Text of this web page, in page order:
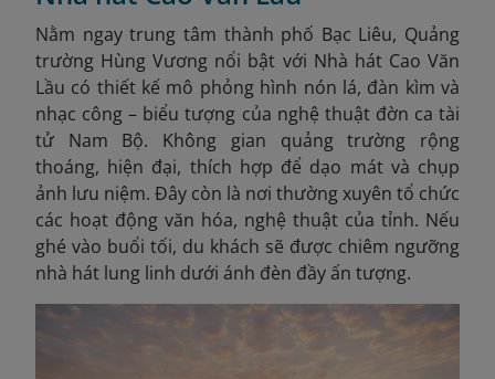
Nằm ngay trung tâm thành phố Bạc Liêu, Quảng
trường Hùng Vương nổi bật với Nhà hát Cao Văn
Lầu có thiết kế mô phỏng hình nón lá, đàn kìm và
nhạc công – biểu tượng của nghệ thuật đờn ca tài
tử Nam Bộ. Không gian quảng trường rộng
thoáng, hiện đại, thích hợp để dạo mát và chụp
ảnh lưu niệm. Đây còn là nơi thường xuyên tổ chức
các hoạt động văn hóa, nghệ thuật của tỉnh. Nếu
ghé vào buổi tối, du khách sẽ được chiêm ngưỡng
nhà hát lung linh dưới ánh đèn đầy ấn tượng.